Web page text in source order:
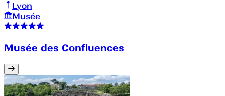
Lyon
Musée
Musée des Confluences